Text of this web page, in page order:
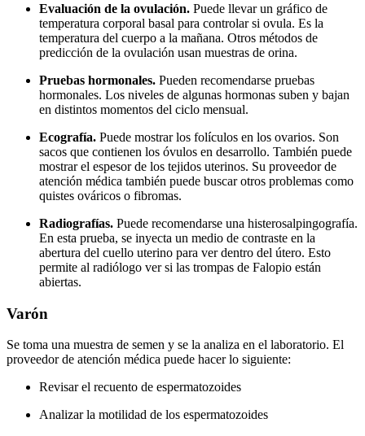
Evaluación de la ovulación. Puede llevar un gráfico de
temperatura corporal basal para controlar si ovula. Es la
temperatura del cuerpo a la mañana. Otros métodos de
predicción de la ovulación usan muestras de orina.
Pruebas hormonales. Pueden recomendarse pruebas
hormonales. Los niveles de algunas hormonas suben y bajan
en distintos momentos del ciclo mensual.
Ecografía. Puede mostrar los folículos en los ovarios. Son
sacos que contienen los óvulos en desarrollo. También puede
mostrar el espesor de los tejidos uterinos. Su proveedor de
atención médica también puede buscar otros problemas como
quistes ováricos o fibromas.
Radiografías. Puede recomendarse una histerosalpingografía.
En esta prueba, se inyecta un medio de contraste en la
abertura del cuello uterino para ver dentro del útero. Esto
permite al radiólogo ver si las trompas de Falopio están
abiertas.
Varón
Se toma una muestra de semen y se la analiza en el laboratorio. El
proveedor de atención médica puede hacer lo siguiente:
Revisar el recuento de espermatozoides
Analizar la motilidad de los espermatozoides